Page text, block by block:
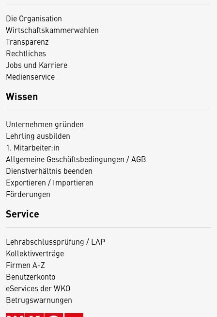
Die Organisation
Wirtschaftskammerwahlen
Transparenz
Rechtliches
Jobs und Karriere
Medienservice
Wissen
Unternehmen gründen
Lehrling ausbilden
1. Mitarbeiter:in
Allgemeine Geschäftsbedingungen / AGB
Dienstverhältnis beenden
Exportieren / Importieren
Förderungen
Service
Lehrabschlussprüfung / LAP
Kollektivverträge
Firmen A-Z
Benutzerkonto
eServices der WKO
Betrugswarnungen